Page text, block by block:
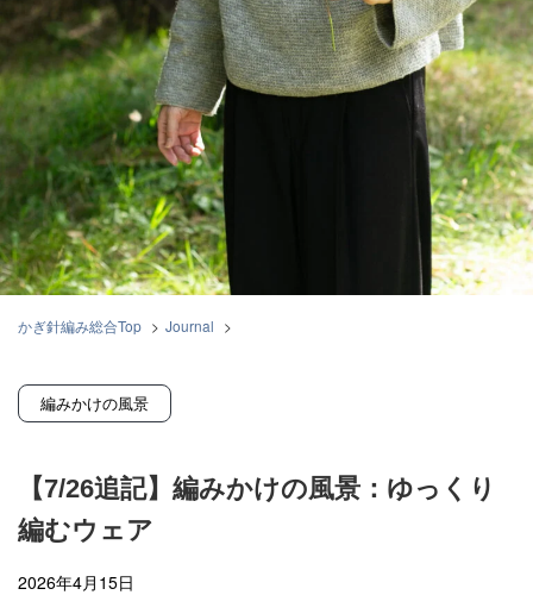
よくあるご質問
利用規約
サイトマップ
かぎ針編み総合Top > Journal >
編みかけの風景
【7/26追記】編みかけの風景：ゆっくり
編むウェア
2026年4月15日